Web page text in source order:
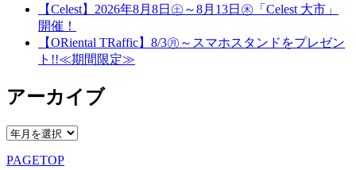
【Celest】2026年8月8日㊏～8月13日㊍「Celest 大市」
開催！
【ORiental TRaffic】8/3㊊～スマホスタンドをプレゼン
ト!!≪期間限定≫
アーカイブ
PAGETOP